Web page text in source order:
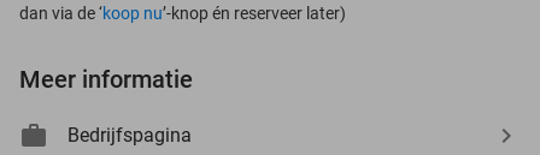
dan via de ‘koop nu’-knop én reserveer later)
Meer informatie
Bedrijfspagina